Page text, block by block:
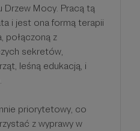
Drzew Mocy. Pracą tą
i jest ona formą terapii
połączoną z
sekretów,
leśną edukacją, i
priorytetowy, co
z wyprawy w